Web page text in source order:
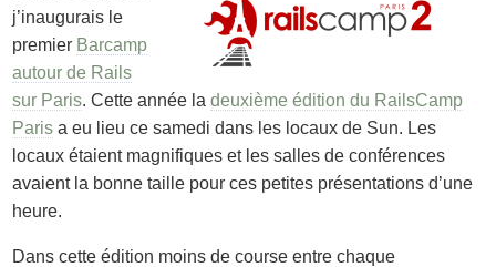
j’inaugurais le
premier Barcamp
autour de Rails
sur Paris. Cette année ladeuxième édition du RailsCamp
Paris a eu lieu ce samedi dans les locaux de Sun. Les
locaux étaient magnifiques et les salles de conférences
avaient la bonne taille pour ces petites présentations d’une
heure.
Dans cette édition moins de course entre chaque